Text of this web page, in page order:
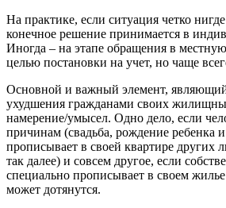
На практике, если ситуация четко
конечное решение принимается в
Иногда – на этапе обращения в
целью постановки на учет, но чаще
Основной и важный элемент,
ухудшения гражданами своих
намерение/умысел. Одно дело, если
причинам (свадьба, рождение ребенка и
прописывает в своей квартире других
так далее) и совсем другое, если
специально прописывает в своем жилье
может дотянутся.